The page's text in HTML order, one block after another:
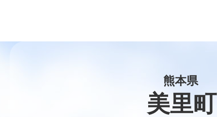
熊本県
美里町